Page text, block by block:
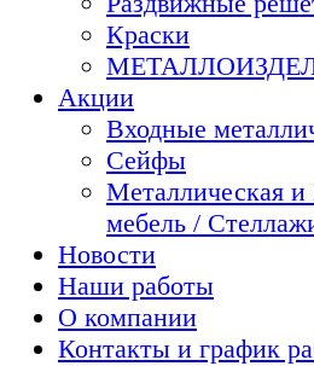
Краски
Акции
Входные
Сейфы
Металлическая
мебель /
Новости
Наши работы
О компании
Контакты и график